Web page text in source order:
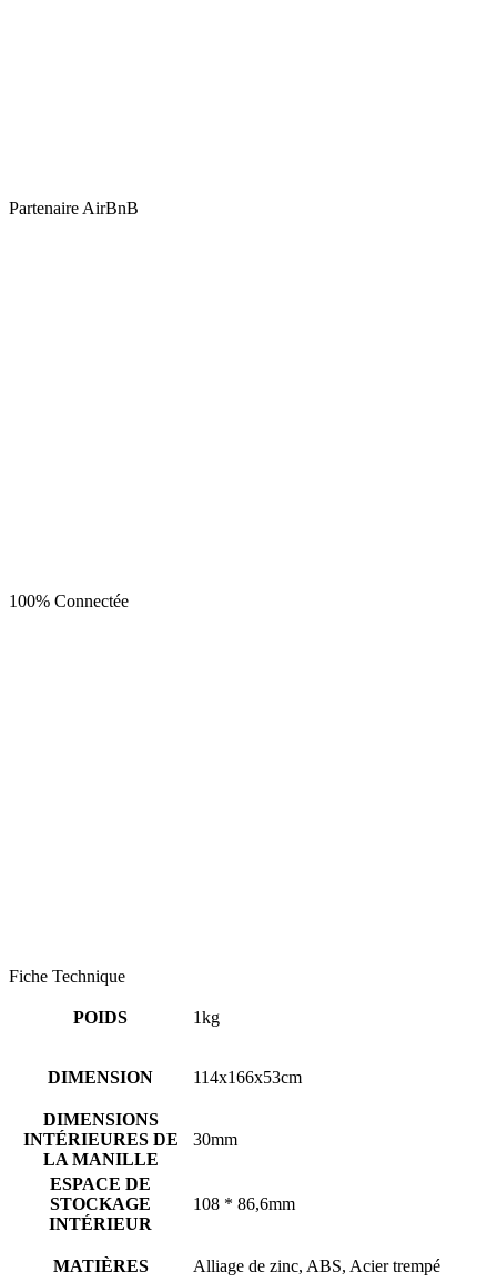
Partenaire AirBnB
100% Connectée
Fiche Technique
POIDS 1kg
DIMENSION 114x166x53cm
DIMENSIONS
INTÉRIEURES DE
LA MANILLE
30mm
ESPACE DE
STOCKAGE
INTÉRIEUR
108 * 86,6mm
MATIÈRES Alliage de zinc, ABS, Acier trempé